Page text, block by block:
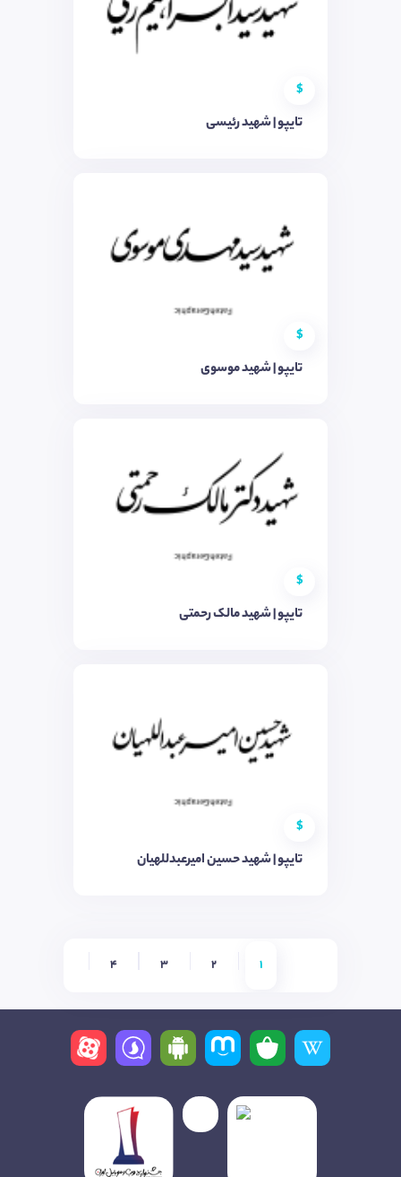
$
تایپو | شهید رئیسی
$
تایپو | شهید موسوی
$
تایپو | شهید مالک رحمتی
$
تایپو | شهید حسین امیرعبدللهیان
1
2
3
4